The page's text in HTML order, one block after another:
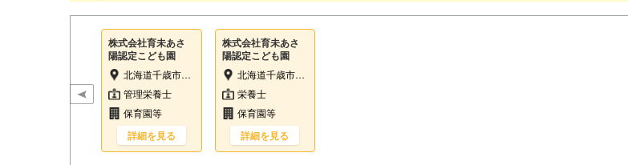
株式会社育未あさ
陽認定こども園
北海道千歳市流通３丁目１－２２
管理栄養士
保育園等
詳細を見る
株式会社育未あさ
陽認定こども園
北海道千歳市流通３丁目１－２２
栄養士
保育園等
詳細を見る